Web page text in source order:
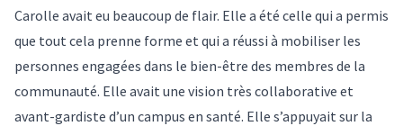
Carolle avait eu beaucoup de flair. Elle a été celle qui a permis
que tout cela prenne forme et qui a réussi à mobiliser les
personnes engagées dans le bien-être des membres de la
communauté. Elle avait une vision très collaborative et
avant-gardiste d’un campus en santé. Elle s’appuyait sur la